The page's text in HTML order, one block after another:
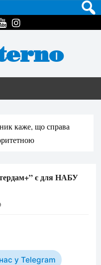
каже, що справа
є для НАБУ
у Telegram